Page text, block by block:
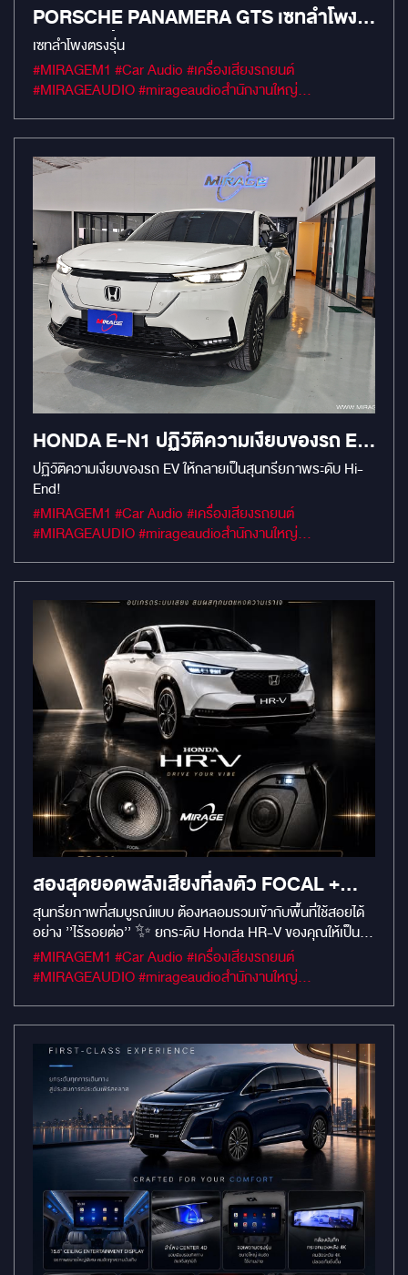
PORSCHE PANAMERA GTS เซทลำโพง
ตรงรุ่นเปลี่ยนง่าย เข้าช่องเดิม เพิ่มคุณภาพ
เสียงแบบเรียบเนียน
เซทลำโพงตรงรุ่น
#MIRAGEM1 #Car Audio #เครื่องเสียงรถยนต์
#MIRAGEAUDIO #mirageaudioสำนักงานใหญ่
HONDA E-N1 ปฏิวัติความเงียบของรถ EV
ให้กลายเป็นสุนทรียภาพระดับ HI-END!
ปฏิวัติความเงียบของรถ EV ให้กลายเป็นสุนทรียภาพระดับ Hi-
End!
#MIRAGEM1 #Car Audio #เครื่องเสียงรถยนต์
#MIRAGEAUDIO #mirageaudioสำนักงานใหญ่
สองสุดยอดพลังเสียงที่ลงตัว FOCAL +
MERCURY อัปเกรดระบบเสัยง สัมผัสทุกมิ
ติเเห่งความเร้าใจ
สุนทรียภาพที่สมบูรณ์แบบ ต้องหลอมรวมเข้ากับพื้นที่ใช้สอยได้
อย่าง ’’ไร้รอยต่อ’’ ✨ ยกระดับ Honda HR-V ของคุณให้เป็น
’’Immersive Music Lounge’’ ด้วยชุดอัปเกรดเสียงระดับ
Masterpiece! ขับรถ Crossover อเนกประสงค์ยอดฮิตอย่าง
โรงงาน มาลดทอนสภาวะอารมณ์ของคุณในทุกการเดินทางครับ!
ที่ MIRAGE AUDIO เรามุ่งมั่นที่จะรังสรรค์โลกส่วนตัวใบใหม่ ที่
ตอบโจทย์ทั้งมิติเสียงอันไพเราะ และการใช้งานพื้นที่ในรถอย่าง
ชาญฉลาด มาดูกันครับว่า HR-V คันนี้ได้รับการแปลงโฉมอย่างไร
บ้าง
#MIRAGEM1 #Car Audio #เครื่องเสียงรถยนต์
#MIRAGEAUDIO #mirageaudioสำนักงานใหญ่